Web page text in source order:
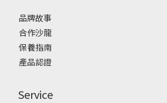
品牌故事
合作沙龍
保養指南
產品認證
Service